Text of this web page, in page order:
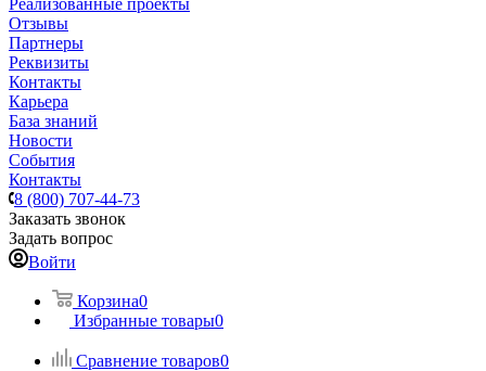
Реализованные проекты
Отзывы
Партнеры
Реквизиты
Контакты
Карьера
База знаний
Новости
События
Контакты
8 (800) 707-44-73
Заказать звонок
Задать вопрос
Войти
Корзина0
Избранные товары0
Сравнение товаров0